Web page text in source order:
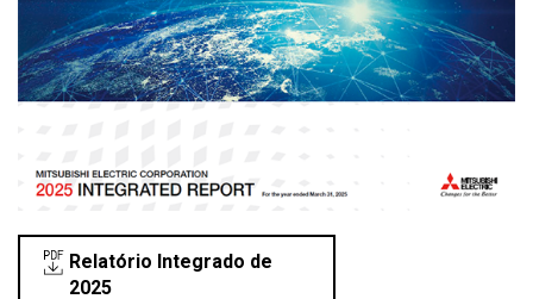
Relatório Integrado de
2025